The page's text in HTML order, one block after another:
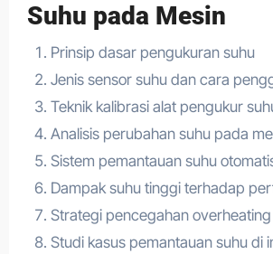
Suhu pada Mesin
Prinsip dasar pengukuran suhu
Jenis sensor suhu dan cara
Teknik kalibrasi alat pengukur
Analisis perubahan suhu pada
Sistem pemantauan suhu
Dampak suhu tinggi terhadap
Strategi pencegahan overheating
Studi kasus pemantauan suhu di